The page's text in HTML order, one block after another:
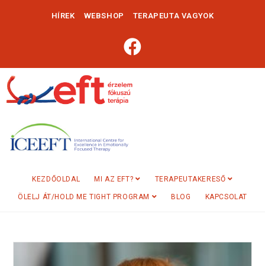
HÍREK WEBSHOP TERAPEUTA VAGYOK
KEZDŐOLDAL MI AZ EFT? TERAPEUTAKERESŐ
ÖLELJ ÁT/HOLD ME TIGHT PROGRAM BLOG KAPCSOLAT